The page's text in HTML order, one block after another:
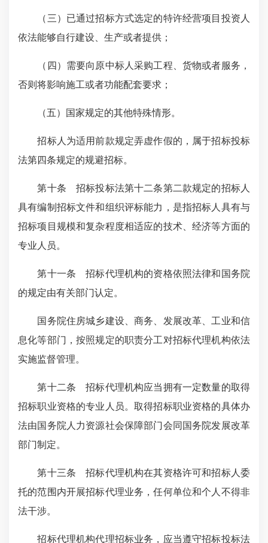
（三）已通过招标方式选定的特许经营项目投资人
依法能够自行建设、生产或者提供；
（四）需要向原中标人采购工程、货物或者服务，
否则将影响施工或者功能配套要求；
（五）国家规定的其他特殊情形。
招标人为适用前款规定弄虚作假的，属于招标投标
法第四条规定的规避招标。
第十条 招标投标法第十二条第二款规定的招标人
具有编制招标文件和组织评标能力，是指招标人具有与
招标项目规模和复杂程度相适应的技术、经济等方面的
专业人员。
第十一条 招标代理机构的资格依照法律和国务院
的规定由有关部门认定。
国务院住房城乡建设、商务、发展改革、工业和信
息化等部门，按照规定的职责分工对招标代理机构依法
实施监督管理。
第十二条 招标代理机构应当拥有一定数量的取得
招标职业资格的专业人员。取得招标职业资格的具体办
法由国务院人力资源社会保障部门会同国务院发展改革
部门制定。
第十三条 招标代理机构在其资格许可和招标人委
托的范围内开展招标代理业务，任何单位和个人不得非
法干涉。
招标代理机构代理招标业务，应当遵守招标投标法